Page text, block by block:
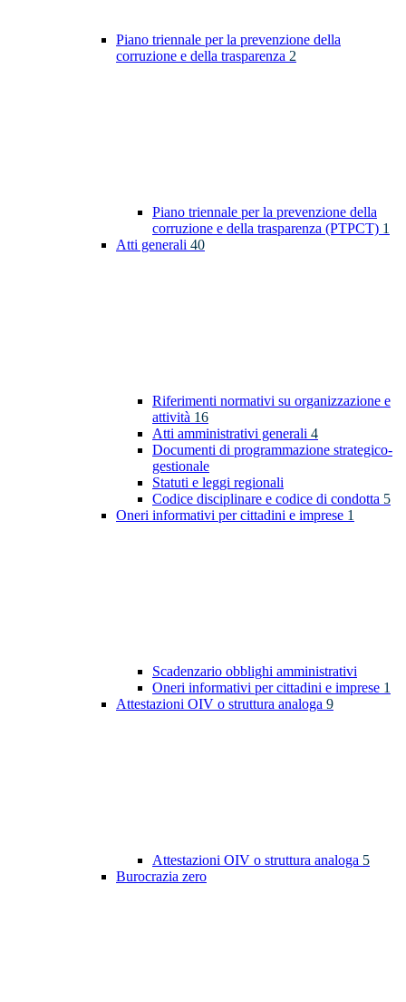
Piano triennale per la prevenzione della
corruzione e della trasparenza 2
Piano triennale per la prevenzione della
corruzione e della trasparenza (PTPCT) 1
Atti generali 40
Riferimenti normativi su organizzazione e
attività 16
Atti amministrativi generali 4
Documenti di programmazione strategico-
gestionale
Statuti e leggi regionali
Codice disciplinare e codice di condotta 5
Oneri informativi per cittadini e imprese 1
Scadenzario obblighi amministrativi
Oneri informativi per cittadini e imprese 1
Attestazioni OIV o struttura analoga 9
Attestazioni OIV o struttura analoga 5
Burocrazia zero